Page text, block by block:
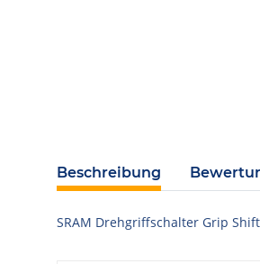
Beschreibung
SRAM Drehgriffschalter Grip